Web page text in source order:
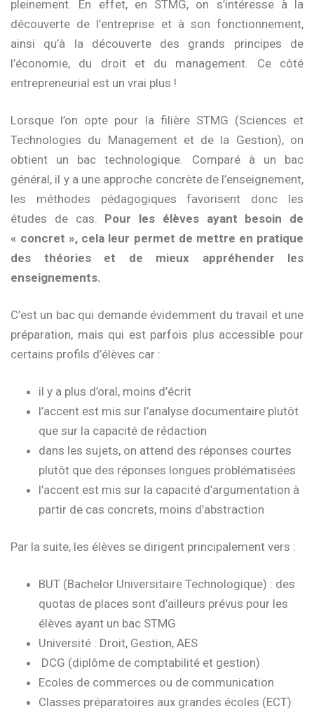
pleinement. En effet, en STMG, on s’intéresse à la
découverte de l’entreprise et à son fonctionnement,
ainsi qu’à la découverte des grands principes de
l’économie, du droit et du management. Ce côté
entrepreneurial est un vrai plus !
Lorsque l’on opte pour la filière STMG (Sciences et
Technologies du Management et de la Gestion), on
obtient un bac technologique. Comparé à un bac
général, il y a une approche concrète de l’enseignement,
les méthodes pédagogiques favorisent donc les
études de cas. Pour les élèves ayant besoin de
« concret », cela leur permet de mettre en pratique
des théories et de mieux appréhender les
enseignements.
C’est un bac qui demande évidemment du travail et une
préparation, mais qui est parfois plus accessible pour
certains profils d’élèves car :
il y a plus d’oral, moins d’écrit
l’accent est mis sur l’analyse documentaire plutôt
que sur la capacité de rédaction
dans les sujets, on attend des réponses courtes
plutôt que des réponses longues problématisées
l’accent est mis sur la capacité d’argumentation à
partir de cas concrets, moins d’abstraction
Par la suite, les élèves se dirigent principalement vers :
BUT (Bachelor Universitaire Technologique) : des
quotas de places sont d’ailleurs prévus pour les
élèves ayant un bac STMG
Université : Droit, Gestion, AES
DCG (diplôme de comptabilité et gestion)
Ecoles de commerces ou de communication
Classes préparatoires aux grandes écoles (ECT)